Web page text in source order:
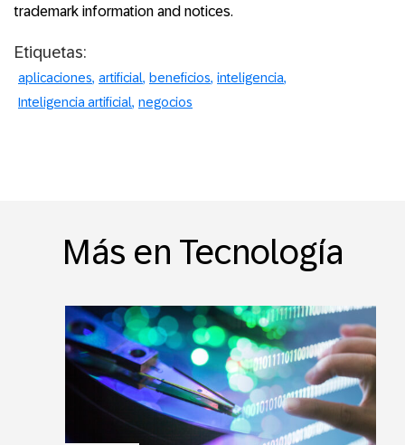
trademark information and notices.
Etiquetas:
aplicaciones artificial beneficios inteligencia
Inteligencia artificial negocios
Más en Tecnología